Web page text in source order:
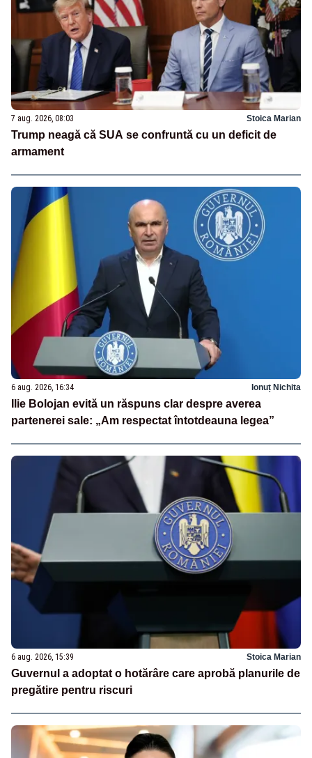
7 aug. 2026, 08:03 Stoica Marian
Trump neagă că SUA se confruntă cu un deficit de
armament
6 aug. 2026, 16:34 Ionuț Nichita
Ilie Bolojan evită un răspuns clar despre averea
partenerei sale: „Am respectat întotdeauna legea”
6 aug. 2026, 15:39 Stoica Marian
Guvernul a adoptat o hotărâre care aprobă planurile de
pregătire pentru riscuri